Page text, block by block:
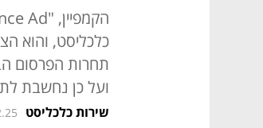
תחרות הפרסום
ועל כן נחשבת
שירות כלכליסט